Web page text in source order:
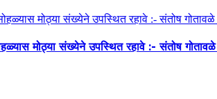
मोठ्या संख्येने उपस्थित रहावे :- संतोष गोतावळे